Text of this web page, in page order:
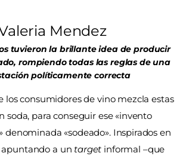
Mendez
tuvieron la brillante idea de producir
rompiendo todas las reglas de una
políticamente correcta
los consumidores de vino mezcla estas
soda, para conseguir ese «invento
denominada «sodeado». Inspirados en
a un target informal –que